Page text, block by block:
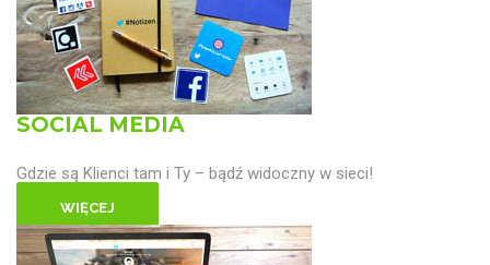
SOCIAL MEDIA
Gdzie są Klienci tam i Ty – bądź widoczny w sieci!
WIĘCEJ